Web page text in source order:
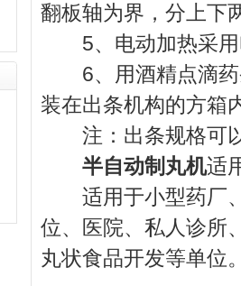
翻板轴为界，分上下
5、电动加热采用
6、用酒精点滴药
装在出条机构的方箱
注：出条规格可
半自动制丸机适
适用于小型药厂、
位、医院、私人诊所
丸状食品开发等单位